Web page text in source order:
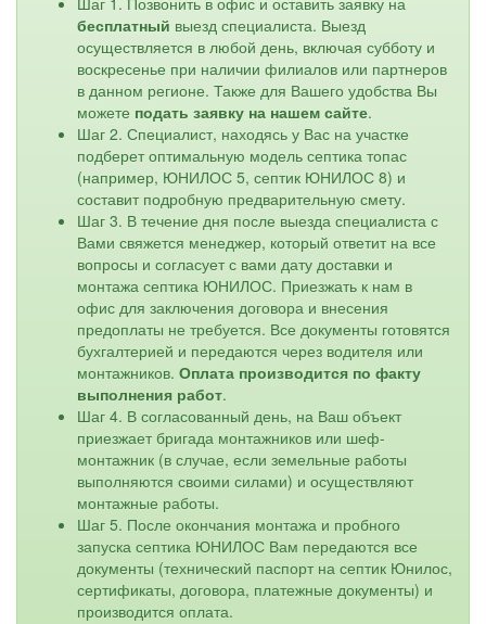
бесплатный выезд специалиста. Выезд
осуществляется в любой день, включая субботу и
воскресенье при наличии филиалов или партнеров
в данном регионе. Также для Вашего удобства Вы
можете подать заявку на нашем сайте.
Шаг 2. Специалист, находясь у Вас на участке
подберет оптимальную модель септика топас
(например, ЮНИЛОС 5, септик ЮНИЛОС 8) и
составит подробную предварительную смету.
Шаг 3. В течение дня после выезда специалиста с
Вами свяжется менеджер, который ответит на все
вопросы и согласует с вами дату доставки и
монтажа септика ЮНИЛОС. Приезжать к нам в
офис для заключения договора и внесения
предоплаты не требуется. Все документы готовятся
бухгалтерией и передаются через водителя или
монтажников. Оплата производится по факту
выполнения работ.
Шаг 4. В согласованный день, на Ваш объект
приезжает бригада монтажников или шеф-
монтажник (в случае, если земельные работы
выполняются своими силами) и осуществляют
монтажные работы.
Шаг 5. После окончания монтажа и пробного
запуска септика ЮНИЛОС Вам передаются все
документы (технический паспорт на септик Юнилос,
сертификаты, договора, платежные документы) и
производится оплата.